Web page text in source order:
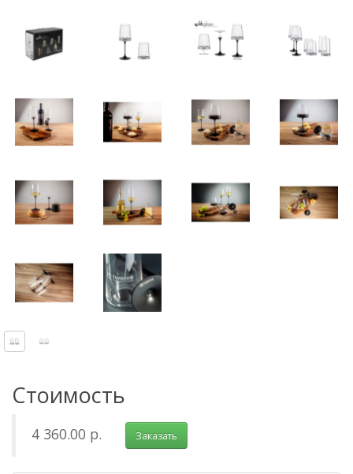
Стоимость
4 360.00 р. Заказать